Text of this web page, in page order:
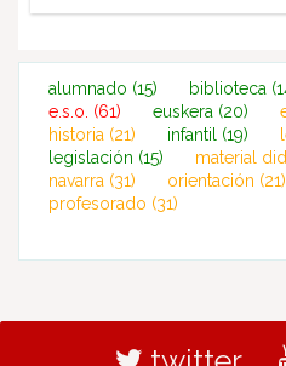
alumnado (15) biblioteca
e.s.o. (61) euskera (20)
historia (21) infantil (19)
legislación (15) material
navarra (31) orientación (21)
profesorado (31)